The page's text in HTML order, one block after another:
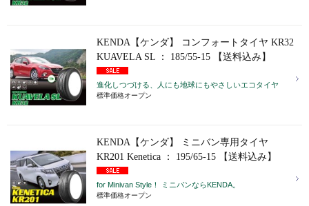
KENDA【ケンダ】 コンフォートタイヤ KR32
KUAVELA SL ： 185/55-15 【送料込み】
進化しつづける、人にも地球にもやさしいエコタイヤ
標準価格オープン
KENDA【ケンダ】 ミニバン専用タイヤ
KR201 Kenetica ： 195/65-15 【送料込み】
for Minivan Style！ ミニバンならKENDA。
標準価格オープン